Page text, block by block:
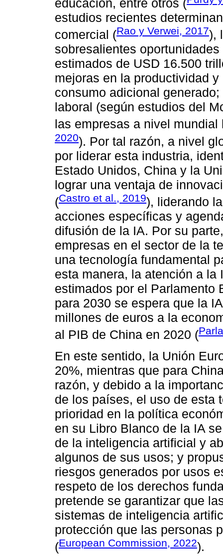
educación, entre otros (
estudios recientes
comercial (Rao y Verwei, 2017),
sobresalientes
estimados de USD 16.500
mejoras en la productividad
consumo adicional
laboral (según estudios del
las empresas a nivel
2020). Por tal razón, a nivel
por liderar esta industria,
Estado Unidos, China y la
lograr una ventaja de
(Castro et al., 2019), liderando
acciones específicas y
difusión de la IA. Por su
empresas en el sector de la
una tecnología fundamental
esta manera, la atención a
estimados por el Parlamento
para 2030 se espera que la
millones de euros a la
al PIB de China en 2020 (
En este sentido, la Unión
20%, mientras que para
razón, y debido a la
de los países, el uso de esta
prioridad en la política
en su Libro Blanco de la IA
de la inteligencia artificial y
algunos de sus usos; y
riesgos generados por usos
respeto de los derechos
pretende se garantizar que
sistemas de inteligencia
protección que las personas
(European Commission, 2022).